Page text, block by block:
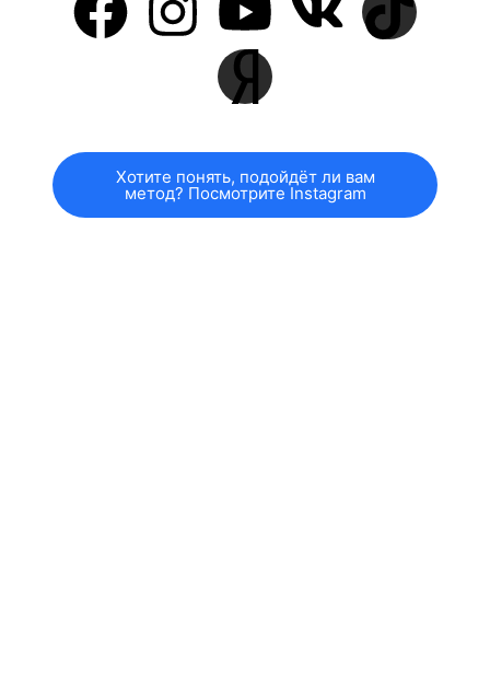
Хотите понять, подойдёт ли вам
метод? Посмотрите Instagram